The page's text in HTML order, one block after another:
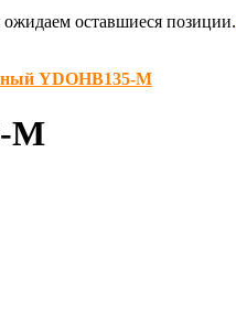
оставшиеся позиции.
YDOHB135-M
M